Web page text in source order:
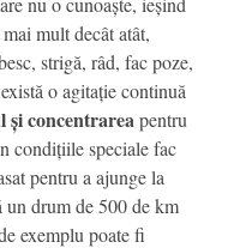
mult decât atât,
strigă, râd, fac poze,
o agitație continuă
și concentrareapentru
condițiile speciale fac
pentru a ajunge la
drum de 500 de km
exemplu poate fi